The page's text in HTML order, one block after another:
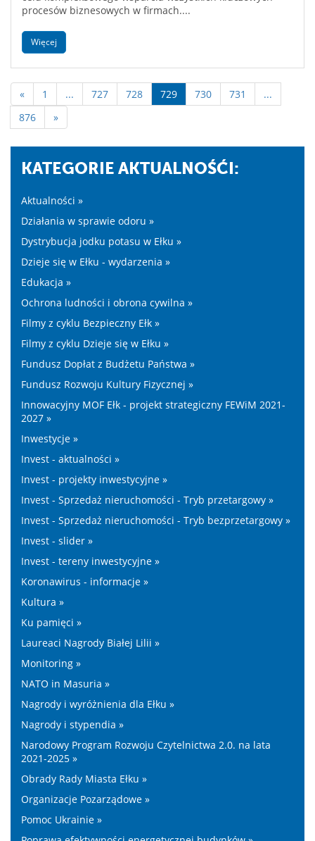
procesów biznesowych w firmach....
Więcej
« 1 ... 727 728 729 730 731
...
876
»
KATEGORIE AKTUALNOŚĆI:
Aktualności »
Działania w sprawie odoru »
Dystrybucja jodku potasu w Ełku »
Dzieje się w Ełku - wydarzenia »
Edukacja »
Ochrona ludności i obrona cywilna »
Filmy z cyklu Bezpieczny Ełk »
Filmy z cyklu Dzieje się w Ełku »
Fundusz Dopłat z Budżetu Państwa »
Fundusz Rozwoju Kultury Fizycznej »
Innowacyjny MOF Ełk - projekt strategiczny FEWiM 2021-
2027 »
Inwestycje »
Invest - aktualności »
Invest - projekty inwestycyjne »
Invest - Sprzedaż nieruchomości - Tryb przetargowy »
Invest - Sprzedaż nieruchomości - Tryb bezprzetargowy »
Invest - slider »
Invest - tereny inwestycyjne »
Koronawirus - informacje »
Kultura »
Ku pamięci »
Laureaci Nagrody Białej Lilii »
Monitoring »
NATO in Masuria »
Nagrody i wyróżnienia dla Ełku »
Nagrody i stypendia »
Narodowy Program Rozwoju Czytelnictwa 2.0. na lata
2021-2025 »
Obrady Rady Miasta Ełku »
Organizacje Pozarządowe »
Pomoc Ukrainie »